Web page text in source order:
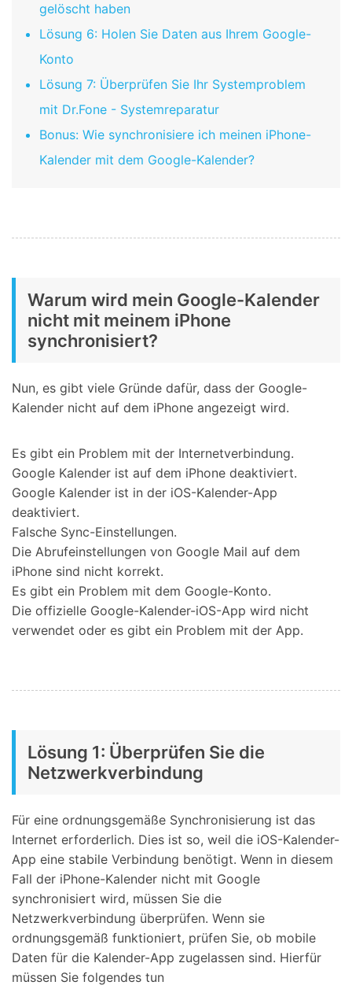
gelöscht haben
Lösung 6: Holen Sie Daten aus Ihrem Google-
Konto
Lösung 7: Überprüfen Sie Ihr Systemproblem
mit Dr.Fone - Systemreparatur
Bonus: Wie synchronisiere ich meinen iPhone-
Kalender mit dem Google-Kalender?
Warum wird mein Google-Kalender
nicht mit meinem iPhone
synchronisiert?
Nun, es gibt viele Gründe dafür, dass der Google-
Kalender nicht auf dem iPhone angezeigt wird.
Es gibt ein Problem mit der Internetverbindung.
Google Kalender ist auf dem iPhone deaktiviert.
Google Kalender ist in der iOS-Kalender-App
deaktiviert.
Falsche Sync-Einstellungen.
Die Abrufeinstellungen von Google Mail auf dem
iPhone sind nicht korrekt.
Es gibt ein Problem mit dem Google-Konto.
Die offizielle Google-Kalender-iOS-App wird nicht
verwendet oder es gibt ein Problem mit der App.
Lösung 1: Überprüfen Sie die
Netzwerkverbindung
Für eine ordnungsgemäße Synchronisierung ist das
Internet erforderlich. Dies ist so, weil die iOS-Kalender-
App eine stabile Verbindung benötigt. Wenn in diesem
Fall der iPhone-Kalender nicht mit Google
synchronisiert wird, müssen Sie die
Netzwerkverbindung überprüfen. Wenn sie
ordnungsgemäß funktioniert, prüfen Sie, ob mobile
Daten für die Kalender-App zugelassen sind. Hierfür
müssen Sie folgendes tun